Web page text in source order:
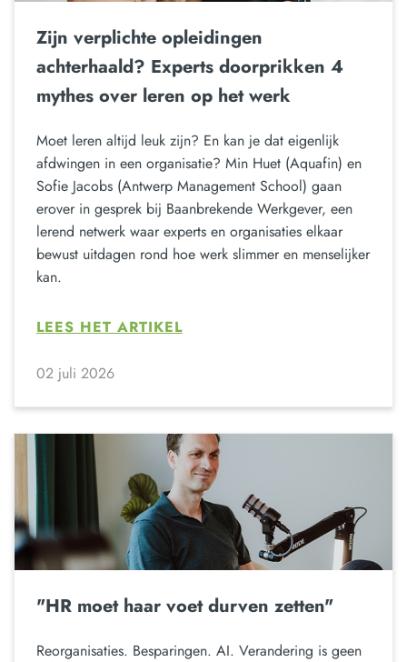
Zijn verplichte opleidingen
achterhaald? Experts doorprikken 4
mythes over leren op het werk
Moet leren altijd leuk zijn? En kan je dat eigenlijk
afdwingen in een organisatie? Min Huet (Aquafin) en
Sofie Jacobs (Antwerp Management School) gaan
erover in gesprek bij Baanbrekende Werkgever, een
lerend netwerk waar experts en organisaties elkaar
bewust uitdagen rond hoe werk slimmer en menselijker
kan.
LEES HET ARTIKEL
02 juli 2026
"HR moet haar voet durven zetten"
Reorganisaties. Besparingen. AI. Verandering is geen